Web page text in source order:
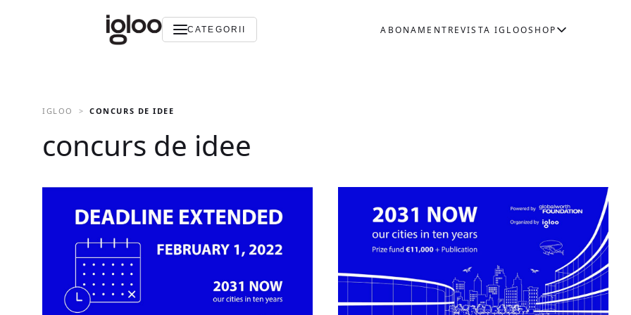
CATEGORII ABONAMENTREVISTA IGLOOSHOP
IGLOO CONCURS DE IDEE
concurs de idee